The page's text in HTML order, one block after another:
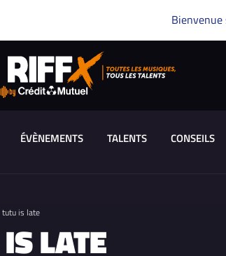
Bienvenue
ÉVÈNEMENTS TALENTS CONSEILS
tutu is late
LATE